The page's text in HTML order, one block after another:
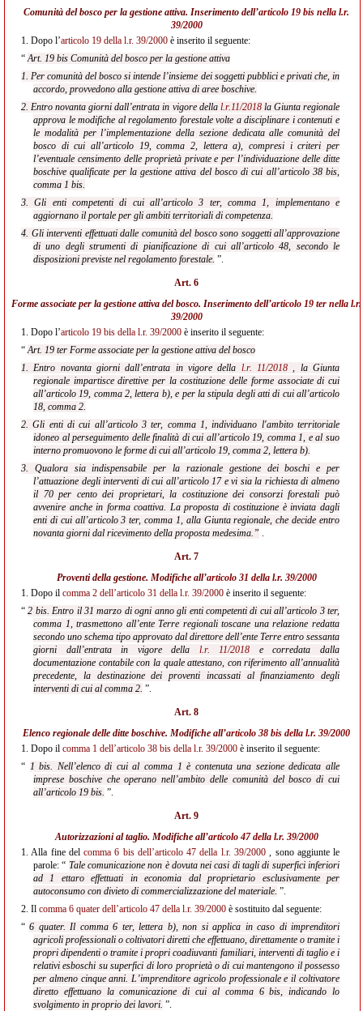
Comunità del bosco per la gestione attiva. Inserimento dell’articolo 19 bis nella l.r.
39/2000
1. Dopo l’articolo 19 della l.r. 39/2000 è inserito il seguente:
“Art. 19 bis Comunità del bosco per la gestione attiva
1. Per comunità del bosco si intende l’insieme dei soggetti pubblici e privati che, in
accordo, provvedono alla gestione attiva di aree boschive.
2. Entro novanta giorni dall’entrata in vigore della l.r.11/2018la Giunta regionale
approva le modifiche al regolamento forestale volte a disciplinare i contenuti e
le modalità per l’implementazione della sezione dedicata alle comunità del
bosco di cui all’articolo 19, comma 2, lettera a), compresi i criteri per
l’eventuale censimento delle proprietà private e per l’individuazione delle ditte
boschive qualificate per la gestione attiva del bosco di cui all’articolo 38 bis,
comma 1 bis.
3. Gli enti competenti di cui all’articolo 3 ter, comma 1, implementano e
aggiornano il portale per gli ambiti territoriali di competenza.
4. Gli interventi effettuati dalle comunità del bosco sono soggetti all’approvazione
di uno degli strumenti di pianificazione di cui all’articolo 48, secondo le
disposizioni previste nel regolamento forestale. ”.
Art. 6
Forme associate per la gestione attiva del bosco. Inserimento dell’articolo 19 ter nella l.r.
39/2000
1. Dopo l’articolo 19 bis della l.r. 39/2000 è inserito il seguente:
“Art. 19 ter Forme associate per la gestione attiva del bosco
1. Entro novanta giorni dall’entrata in vigore della l.r. 11/2018 , la Giunta
regionale impartisce direttive per la costituzione delle forme associate di cui
all’articolo 19, comma 2, lettera b), e per la stipula degli atti di cui all’articolo
18, comma 2.
2. Gli enti di cui all’articolo 3 ter, comma 1, individuano l'ambito territoriale
idoneo al perseguimento delle finalità di cui all’articolo 19, comma 1, e al suo
interno promuovono le forme di cui all’articolo 19, comma 2, lettera b).
3. Qualora sia indispensabile per la razionale gestione dei boschi e per
l’attuazione degli interventi di cui all’articolo 17 e vi sia la richiesta di almeno
il 70 per cento dei proprietari, la costituzione dei consorzi forestali può
avvenire anche in forma coattiva. La proposta di costituzione è inviata dagli
enti di cui all’articolo 3 ter, comma 1, alla Giunta regionale, che decide entro
novanta giorni dal ricevimento della proposta medesima.” .
Art. 7
Proventi della gestione. Modifiche all’articolo 31 della l.r. 39/2000
1. Dopo il comma 2 dell’articolo 31 della l.r. 39/2000 è inserito il seguente:
“2 bis. Entro il 31 marzo di ogni anno gli enti competenti di cui all’articolo 3 ter,
comma 1, trasmettono all’ente Terre regionali toscane una relazione redatta
secondo uno schema tipo approvato dal direttore dell’ente Terre entro sessanta
giorni dall’entrata in vigore della l.r. 11/2018 e corredata dalla
documentazione contabile con la quale attestano, con riferimento all’annualità
precedente, la destinazione dei proventi incassati al finanziamento degli
interventi di cui al comma 2. ”.
Art. 8
Elenco regionale delle ditte boschive. Modifiche all’articolo 38 bis della l.r. 39/2000
1. Dopo il comma 1 dell’articolo 38 bis della l.r. 39/2000 è inserito il seguente:
“ 1 bis. Nell’elenco di cui al comma 1 è contenuta una sezione dedicata alle
imprese boschive che operano nell’ambito delle comunità del bosco di cui
all’articolo 19 bis. ”.
Art. 9
Autorizzazioni al taglio. Modifiche all’articolo 47 della l.r. 39/2000
1.Alla fine delcomma 6 bis dell’articolo 47 della l.r. 39/2000, sono aggiunte le
parole: “ Tale comunicazione non è dovuta nei casi di tagli di superfici inferiori
ad 1 ettaro effettuati in economia dal proprietario esclusivamente per
autoconsumo con divieto di commercializzazione del materiale. ”.
2. Il comma 6 quater dell’articolo 47 della l.r. 39/2000 è sostituito dal seguente:
“6 quater. Il comma 6 ter, lettera b), non si applica in caso di imprenditori
agricoli professionali o coltivatori diretti che effettuano, direttamente o tramite i
propri dipendenti o tramite i propri coadiuvanti familiari, interventi di taglio e i
relativi esboschi su superfici di loro proprietà o di cui mantengono il possesso
per almeno cinque anni. L’imprenditore agricolo professionale e il coltivatore
diretto effettuano la comunicazione di cui al comma 6 bis, indicando lo
svolgimento in proprio dei lavori. ”.